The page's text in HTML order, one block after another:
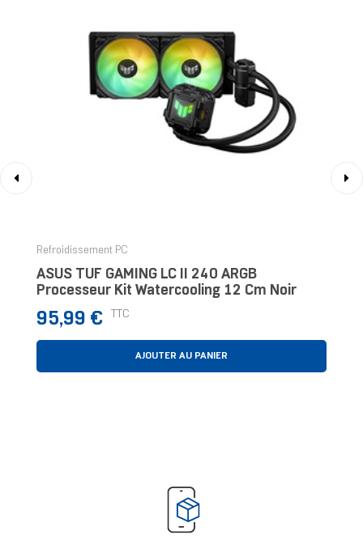
Refroidissement PC
ASUS TUF GAMING LC II 240 ARGB
Processeur Kit Watercooling 12 Cm Noir
Prix
95,99 € TTC
AJOUTER AU PANIER